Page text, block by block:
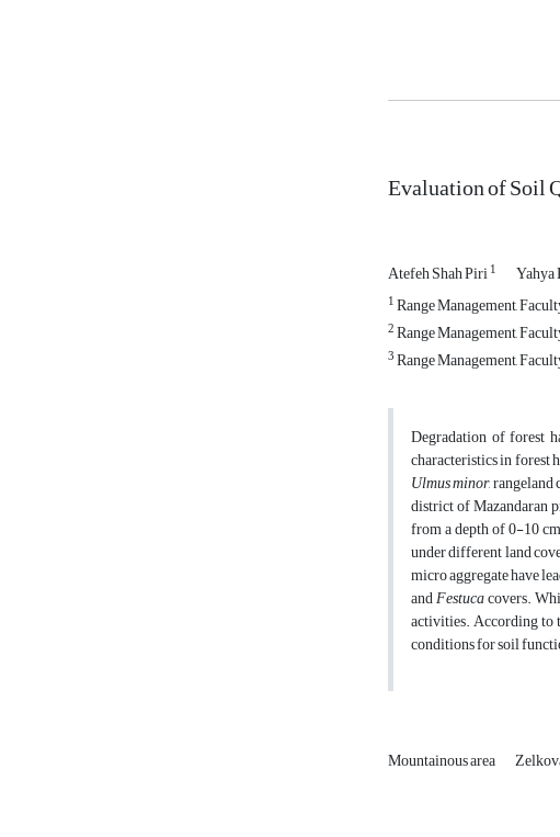
Evaluation of Soil
Atefeh Shah Piri1
1Range Management,
2Range Management,
3Range Management,
Degradation of forest
characteristics in forest
Ulmus minor,
district of Mazandaran
from a depth of 0-10
under different land
micro aggregate have
andFestucacovers.
activities. According to
conditions for soil
Mountainous area